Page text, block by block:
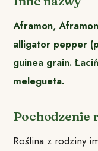
Aframon,
alligator pepper
guinea grain.
melegueta.
Pochodzenie
Roślina z rodziny